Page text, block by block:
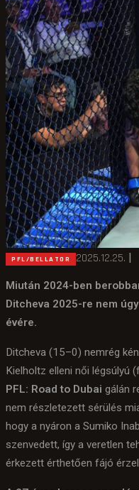
PFL/BELLATOR 2025.12.25. |
Miután 2024-ben
Ditcheva 2025-re nem
évére.
Ditcheva (15–0) nemrég
Kielholtz elleni női légsúlyú
PFL: Road to Dubai gálán
nem részletezett sérülés
hogy a nyáron a Sumiko
szenvedett, így a veretlen
érkezett érthetően fájó